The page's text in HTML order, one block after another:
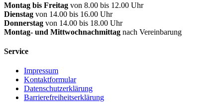
Montag bis Freitag von 8.00 bis 12.00 Uhr
Dienstag von 14.00 bis 16.00 Uhr
Donnerstag von 14.00 bis 18.00 Uhr
Montag- und Mittwochnachmittag nach Vereinbarung
Service
Impressum
Kontaktformular
Datenschutzerklärung
Barrierefreiheitserklärung